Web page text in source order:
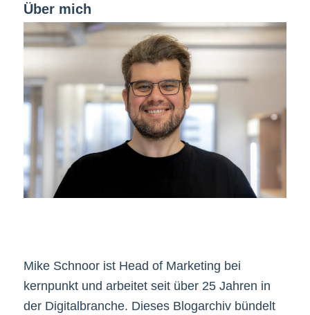
Über mich
Mike Schnoor ist Head of Marketing bei
kernpunkt und arbeitet seit über 25 Jahren in
der Digitalbranche. Dieses Blogarchiv bündelt